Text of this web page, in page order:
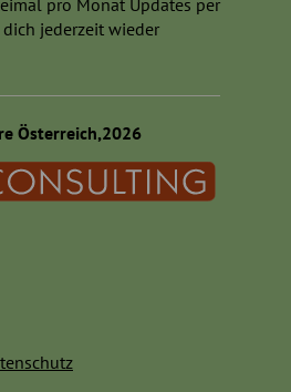
pro Monat Updates per
jederzeit wieder
Österreich,2026